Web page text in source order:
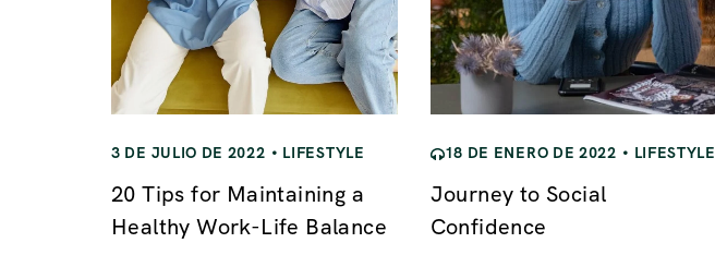
3 DE JULIO DE 2022 LIFESTYLE
20 Tips for Maintaining a
Healthy Work-Life Balance
18 DE ENERO DE 2022 LIFESTYLE
Journey to Social
Confidence